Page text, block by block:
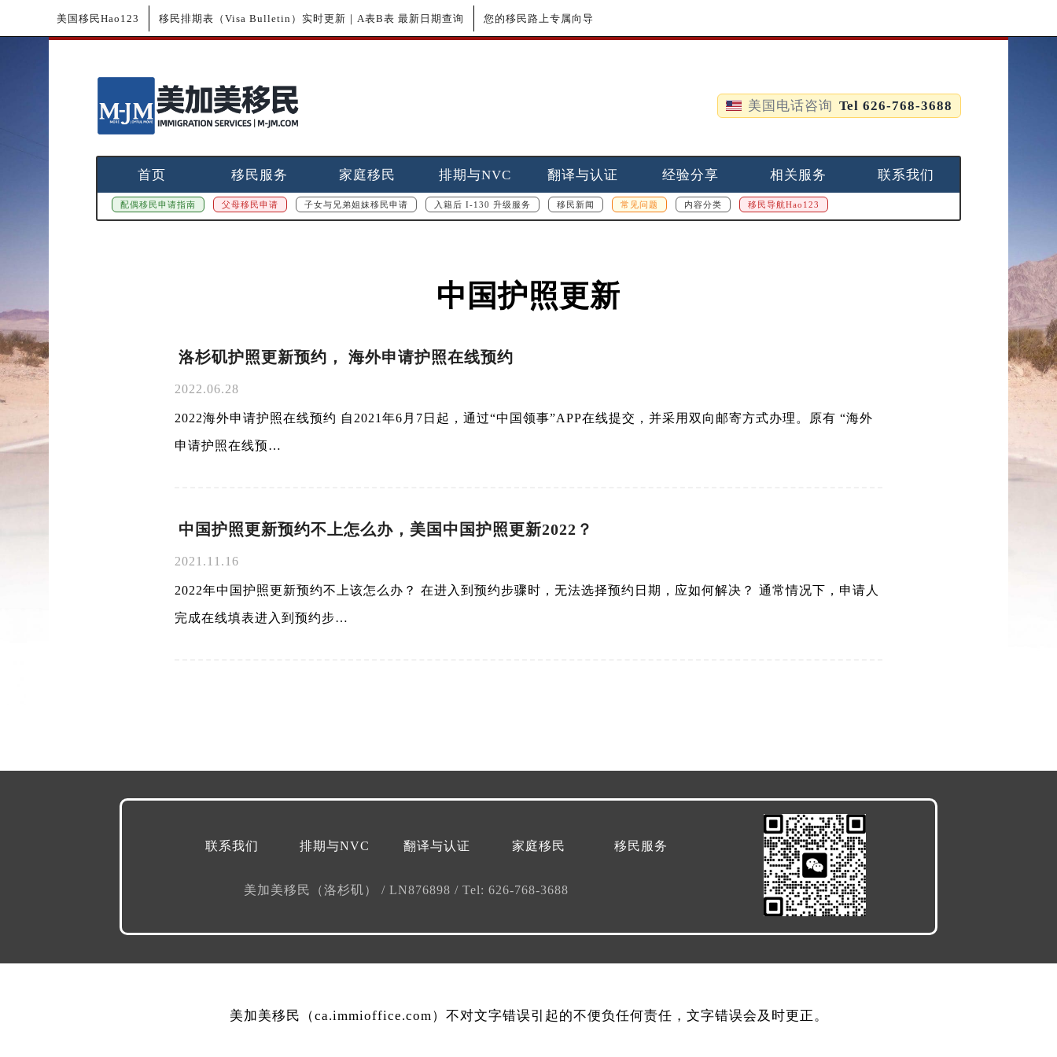
美国移民Hao123 移民排期表（Visa Bulletin）实时更新｜A表B表 最新日期查询 您的移民路上专属向导
美国电话咨询 Tel 626-768-3688
首页 移民服务 家庭移民 排期与NVC 翻译与认证 经验分享 相关服务 联系我们
配偶移民申请指南 父母移民申请 子女与兄弟姐妹移民申请 入籍后 I-130 升级服务 移民新闻 常见问题 内容分类 移民导航Hao123
中国护照更新
洛杉矶护照更新预约， 海外申请护照在线预约
2022.06.28
2022海外申请护照在线预约 自2021年6月7日起，通过“中国领事”APP在线提交，并采用双向邮寄方式办理。原有 “海外
申请护照在线预…
中国护照更新预约不上怎么办，美国中国护照更新2022？
2021.11.16
2022年中国护照更新预约不上该怎么办？ 在进入到预约步骤时，无法选择预约日期，应如何解决？ 通常情况下，申请人
完成在线填表进入到预约步…
移民服务
家庭移民
翻译与认证
排期与NVC
联系我们
美加美移民（洛杉矶） / LN876898 / Tel: 626-768-3688
美加美移民（ca.immioffice.com）不对文字错误引起的不便负任何责任，文字错误会及时更正。